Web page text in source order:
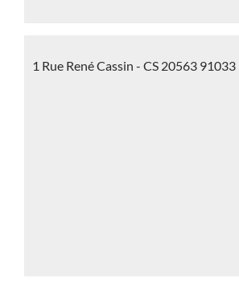
1 Rue René Cassin - CS 20563 91033